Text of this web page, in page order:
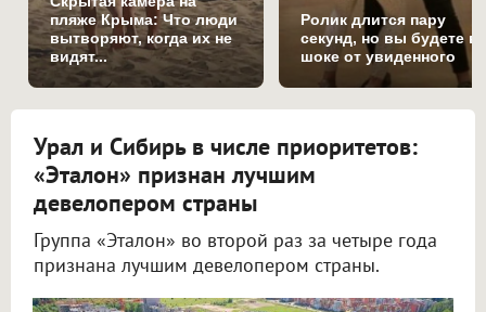
пляже Крыма: Что люди
вытворяют, когда их не
видят...
Ролик длится пару
секунд, но вы будете в
шоке от увиденного
Урал и Сибирь в числе приоритетов:
«Эталон» признан лучшим
девелопером страны
Группа «Эталон» во второй раз за четыре года
признана лучшим девелопером страны.